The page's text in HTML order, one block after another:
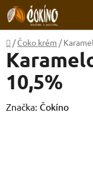
Přejít
na
obsah
Domů
/ Čoko krém /
10,5%
Značka: Čokíno